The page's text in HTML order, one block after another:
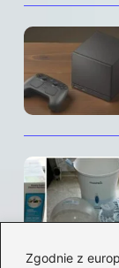
Zgodnie z